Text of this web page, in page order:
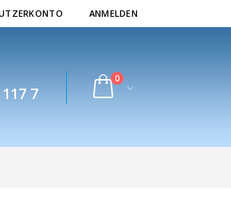
ANMELDEN
7
0